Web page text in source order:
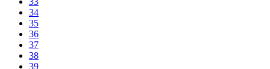
34
35
36
37
38
39